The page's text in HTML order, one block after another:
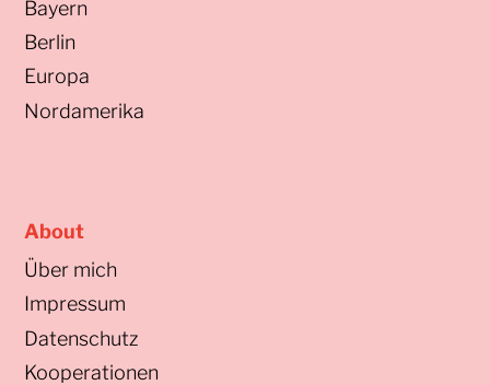
Bayern
Berlin
Europa
Nordamerika
About
Über mich
Impressum
Datenschutz
Kooperationen